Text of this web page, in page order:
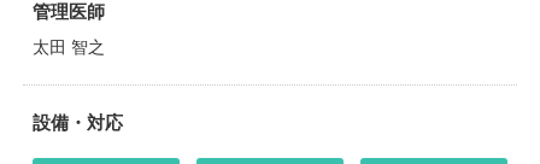
管理医師
太田 智之
設備・対応